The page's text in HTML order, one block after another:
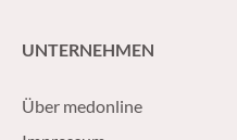
UNTERNEHMEN
Über medonline